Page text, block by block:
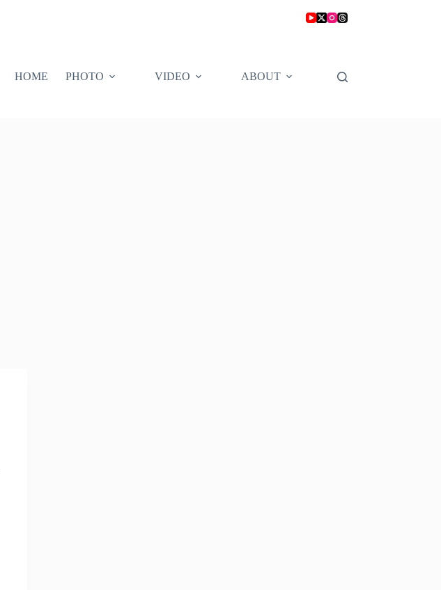
HOME PHOTO VIDEO ABOUT